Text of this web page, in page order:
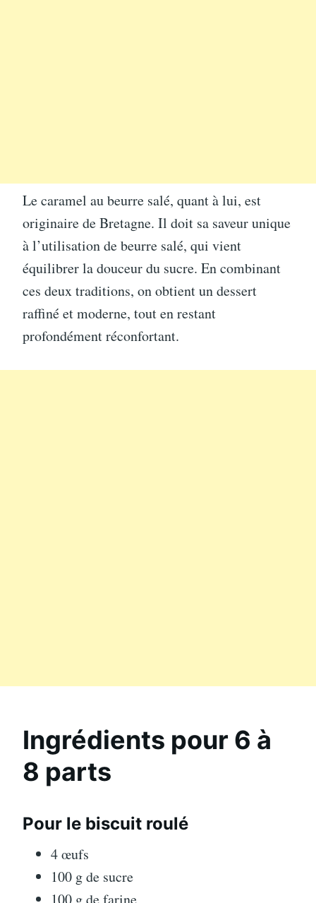
Le caramel au beurre salé, quant à lui, est
originaire de Bretagne. Il doit sa saveur unique
à l’utilisation de beurre salé, qui vient
équilibrer la douceur du sucre. En combinant
ces deux traditions, on obtient un dessert
raffiné et moderne, tout en restant
profondément réconfortant.
Ingrédients pour 6 à
8 parts
Pour le biscuit roulé
4 œufs
100 g de sucre
100 g de farine